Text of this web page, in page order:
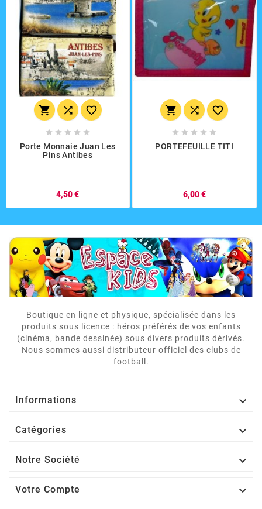
  
    
Porte Monnaie Juan Les
Pins Antibes
4,50 €
  
    
PORTEFEUILLE TITI
6,00 €
Boutique en ligne et physique, spécialisée dans les
produits sous licence : héros préférés de vos enfants
(cinéma, bande dessinée) sous divers produits dérivés.
Nous sommes aussi distributeur officiel des clubs de
football.
Informations 
Catégories 
Notre Société 
Votre Compte 